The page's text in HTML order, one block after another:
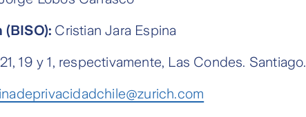
(BISO): Cristian Jara Espina
19 y 1, respectivamente, Las Condes. Santiago.